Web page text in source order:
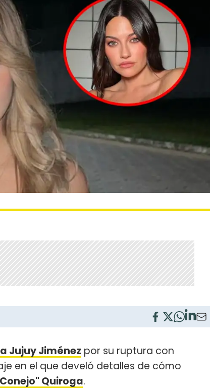
Jujuy Jiménez por su ruptura con
en el que develó detalles de cómo
Quiroga.